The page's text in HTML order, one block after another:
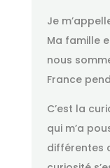
Je
Ma famille
nous
France
C’est la
qui m’a
différentes